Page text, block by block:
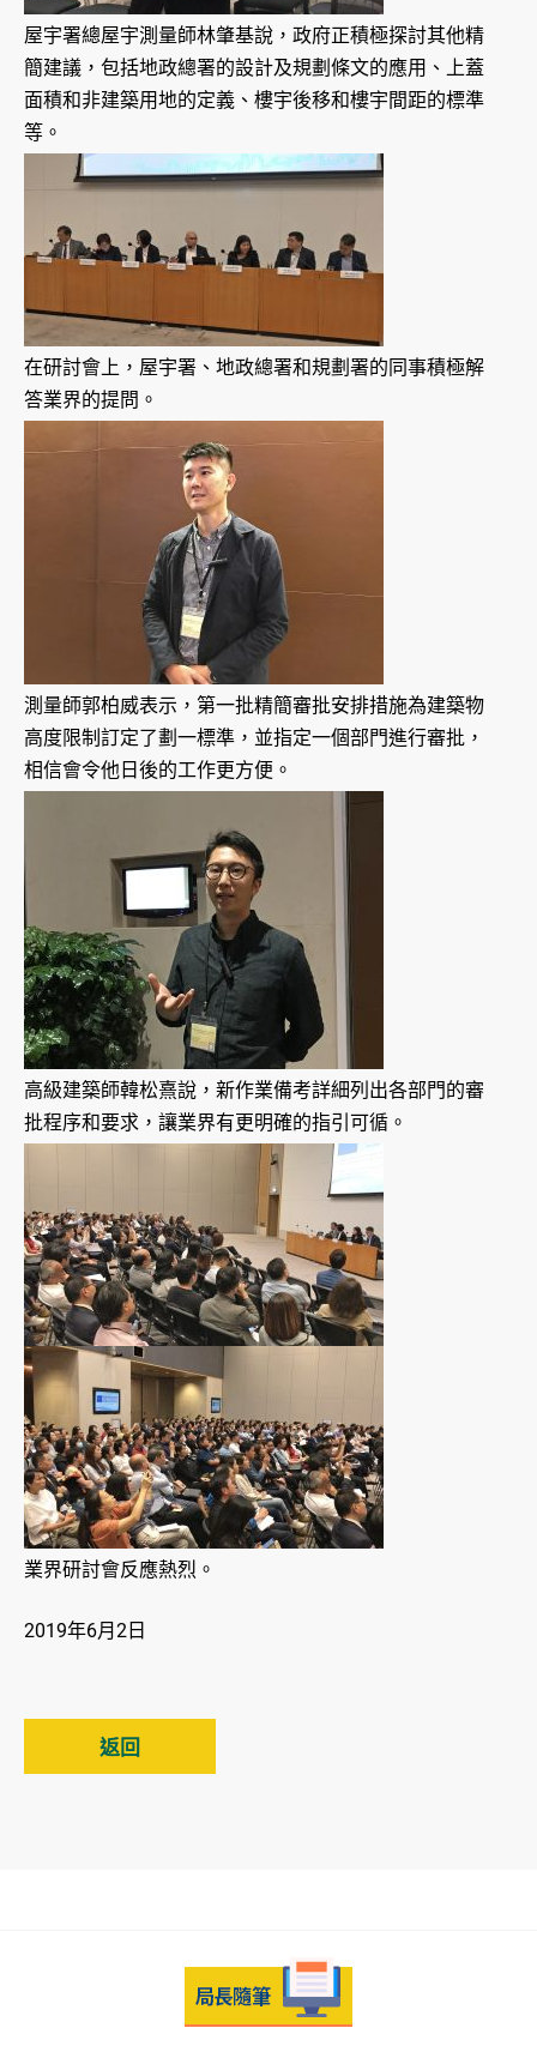
屋宇署總屋宇測量師林肇基說，政府正積極探討其他精
簡建議，包括地政總署的設計及規劃條文的應用、上蓋
面積和非建築用地的定義、樓宇後移和樓宇間距的標準
等。
在研討會上，屋宇署、地政總署和規劃署的同事積極解
答業界的提問。
測量師郭柏威表示，第一批精簡審批安排措施為建築物
高度限制訂定了劃一標準，並指定一個部門進行審批，
相信會令他日後的工作更方便。
高級建築師韓松熹說，新作業備考詳細列出各部門的審
批程序和要求，讓業界有更明確的指引可循。
業界研討會反應熱烈。
2019年6月2日
返回